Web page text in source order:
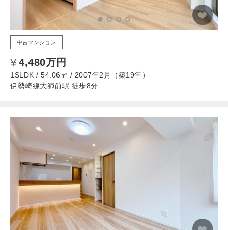
中古マンション
4,480万円
1SLDK / 54.06㎡ / 2007年2月（築19年）
伊勢崎線大師前駅 徒歩8分